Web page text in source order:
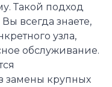
Такой подход
всегда знаете,
узла,
обслуживание.
замены крупных